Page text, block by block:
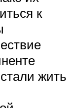
к
жить